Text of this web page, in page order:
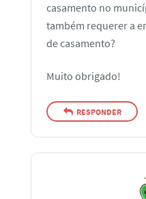
casamento no
também requerer a
de casamento?
Muito obrigado!
RESPONDER